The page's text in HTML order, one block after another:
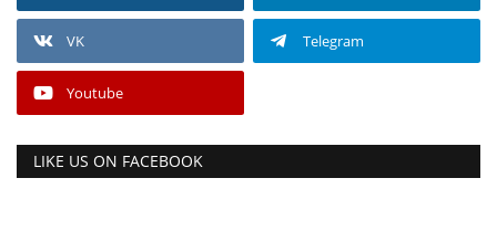
VK Telegram
Youtube
LIKE US ON FACEBOOK